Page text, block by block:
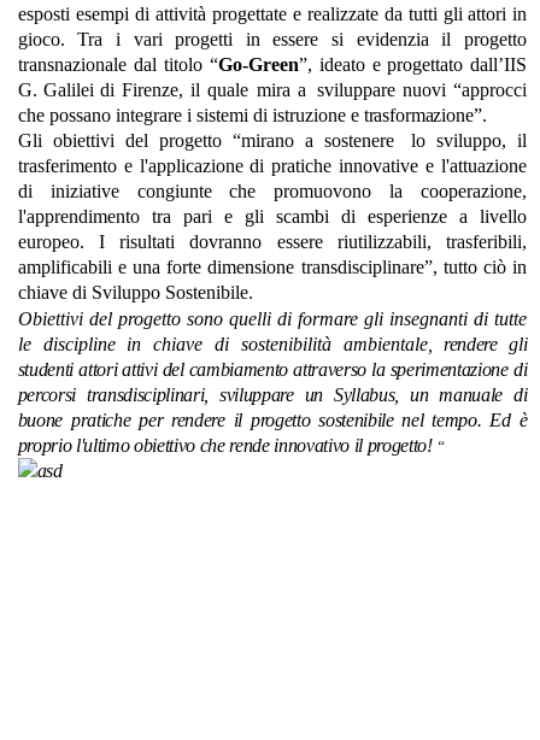
esposti esempi di attività progettate e realizzate da tutti gli attori in
gioco.
Tra i vari progetti in essere si evidenzia
il progetto
transnazionale dal titolo “Go-Green”, ideato e progettato dall’IIS
G. Galilei di Firenze, il quale mira a sviluppare nuovi “approcci
che possano integrare i sistemi di istruzione e trasformazione”.
Gli obiettivi del progetto “mirano a sostenere
lo sviluppo, il
trasferimento e l'applicazione di pratiche innovative e l'attuazione
di iniziative congiunte che promuovono la cooperazione,
l'apprendimento tra pari e gli scambi di esperienze a livello
europeo. I risultati dovranno essere riutilizzabili, trasferibili,
amplificabili e una forte dimensione transdisciplinare”, tutto ciò in
chiave di Sviluppo Sostenibile.
Obiettivi del progetto sono quelli di formare gli insegnanti di tutte
le discipline in chiave di sostenibilità ambientale, rendere gli
studenti attori attivi del cambiamento attraverso la sperimentazione di
percorsi transdisciplinari, sviluppare un Syllabus, un manuale di
buone pratiche per rendere il progetto sostenibile nel tempo. Ed è
proprio l'ultimo obiettivo che rende innovativo il progetto! “